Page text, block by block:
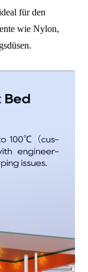
für den
wie Nylon,